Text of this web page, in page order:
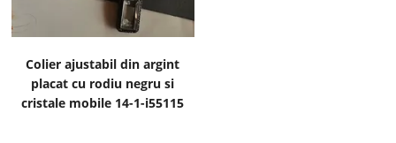
Colier ajustabil din argint
placat cu rodiu negru si
cristale mobile 14-1-i55115